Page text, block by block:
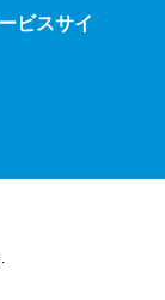
ビスサイ